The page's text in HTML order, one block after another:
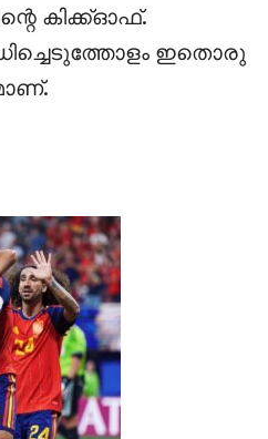
കിക്ക്‌ഓഫ്.
ഇതൊരു